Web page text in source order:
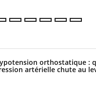
orthostatique :
artérielle chute au